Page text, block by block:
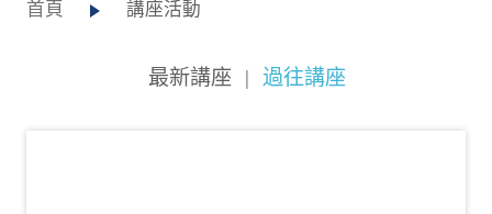
首頁 講座活動
最新講座 | 過往講座